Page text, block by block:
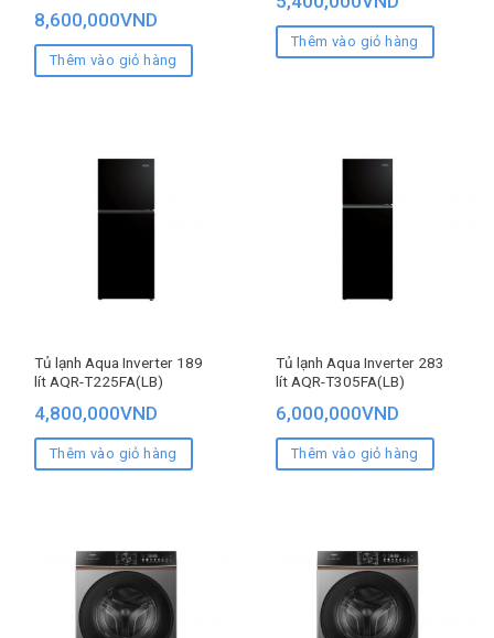
8,600,000VND
Thêm vào giỏ hàng
Thêm vào giỏ hàng
Tủ lạnh Aqua Inverter 189
lít AQR-T225FA(LB)
4,800,000VND
Thêm vào giỏ hàng
Tủ lạnh Aqua Inverter 283
lít AQR-T305FA(LB)
6,000,000VND
Thêm vào giỏ hàng